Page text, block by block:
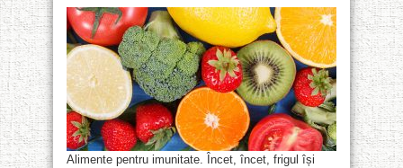
Alimente pentru imunitate. Încet, încet, frigul își